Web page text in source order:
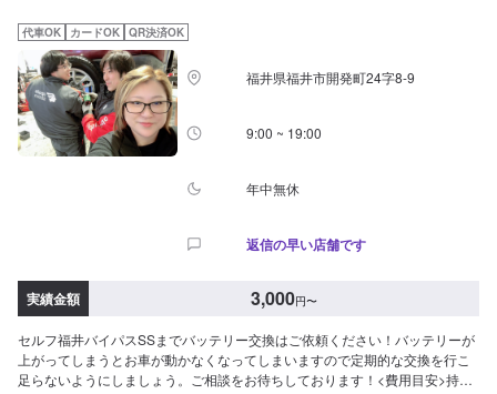
代車OK カードOK QR決済OK
福井県福井市開発町24字8-9
9:00 ~ 19:00
年中無休
返信の早い店舗です
実績金額 3,000円〜
セルフ福井バイパスSSまでバッテリー交換はご依頼ください！バッテリーが
上がってしまうとお車が動かなくなってしまいますので定期的な交換を行こ
足らないようにしましょう。ご相談をお待ちしております！<費用目安>持ち